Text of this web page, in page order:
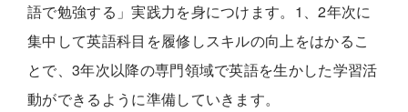
語で勉強する」実践力を身につけます。1、2年次に
集中して英語科目を履修しスキルの向上をはかるこ
とで、3年次以降の専門領域で英語を生かした学習活
動ができるように準備していきます。